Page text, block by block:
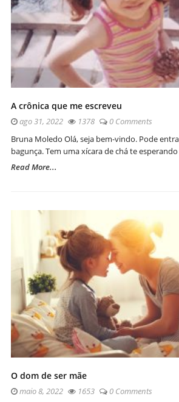
A crônica que me escreveu
ago 31, 2022 1378
0 Comments
Bruna Moledo Olá, seja bem-vindo. Pode
bagunça. Tem uma xícara de chá te esperando
Read More...
O dom de ser mãe
maio 8, 2022 1653
0 Comments